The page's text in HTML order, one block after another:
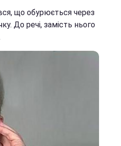
що обурюється через
До речі, замість нього